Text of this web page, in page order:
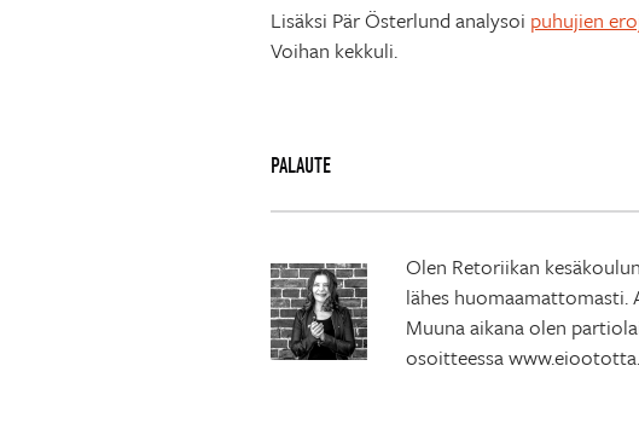
Lisäksi Pär Österlund analysoi puhujien
Voihan kekkuli.
PALAUTE
Olen Retoriikan
lähes
Muuna aikana olen
osoitteessa